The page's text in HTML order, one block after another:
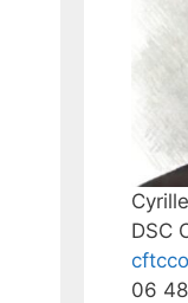
DSC
06